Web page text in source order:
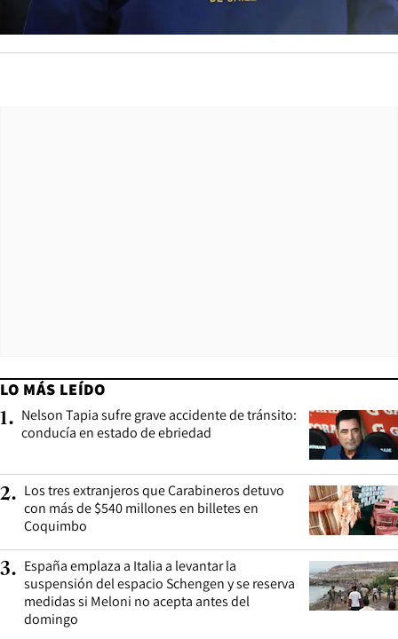
LO MÁS LEÍDO
1. Nelson Tapia sufre grave accidente de tránsito:
conducía en estado de ebriedad
2. Los tres extranjeros que Carabineros detuvo
con más de $540 millones en billetes en
Coquimbo
3. España emplaza a Italia a levantar la
suspensión del espacio Schengen y se reserva
medidas si Meloni no acepta antes del
domingo